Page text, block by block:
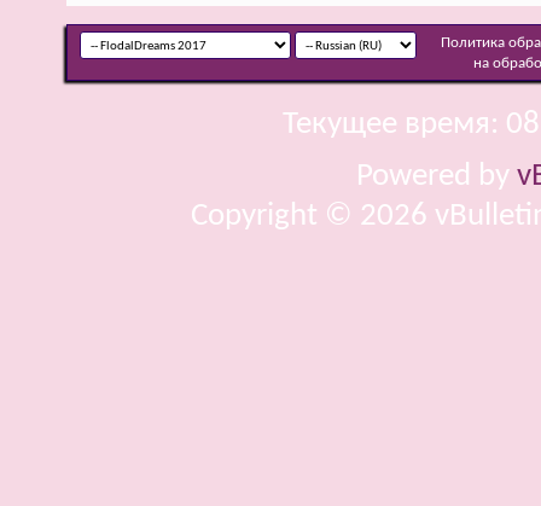
Политика
на
Текущее время:
Powered by
Copyright © 2026